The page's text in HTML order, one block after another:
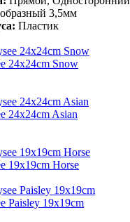
3,5мм
Пластик
24x24cm Snow
24x24cm Asian
19x19cm Horse
Paisley 19x19cm